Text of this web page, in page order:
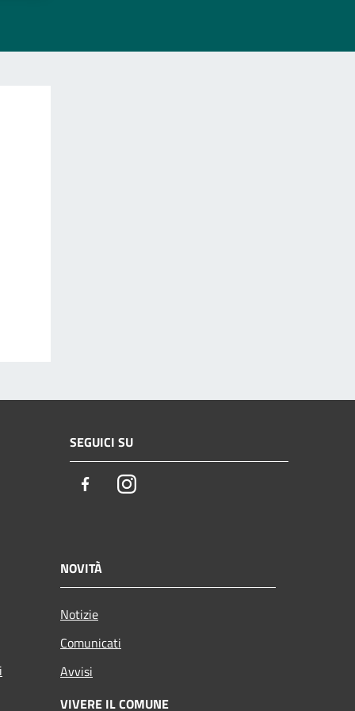
SEGUICI SU
FacebookInstagram
NOVITÀ
Notizie
Comunicati
Avvisi
VIVERE IL COMUNE